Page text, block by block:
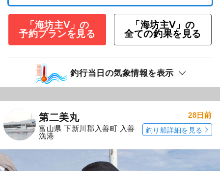
「海坊主Ⅴ」の
予約プランを見る
「海坊主Ⅴ」の
全ての釣果を見る
釣行当日の気象情報を表示
第二美丸
富山県 下新川郡入善町 入善
漁港
28日前
釣り船詳細を見る